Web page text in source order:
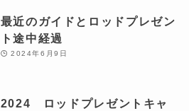
最近のガイドとロッドプレゼン
ト途中経過
2024年6月9日
2024 ロッドプレゼントキャ